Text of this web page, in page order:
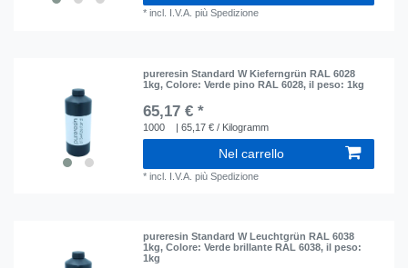
*incl. I.V.A. piùSpedizione
pureresin Standard W Kieferngrün RAL 6028
1kg, Colore: Verde pino RAL 6028, il peso: 1kg
65,17 € *
1000 | 65,17 € / Kilogramm
Nel carrello
*incl. I.V.A. piùSpedizione
pureresin Standard W Leuchtgrün RAL 6038
1kg, Colore: Verde brillante RAL 6038, il peso:
1kg